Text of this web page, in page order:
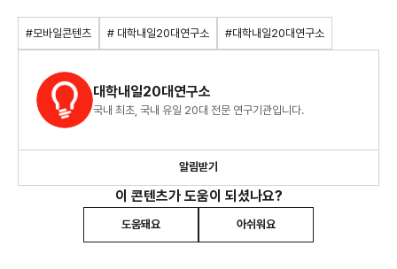
#모바일콘텐츠 # 대학내일20대연구소 #대학내일20대연구소
대학내일20대연구소
국내 최초, 국내 유일 20대 전문 연구기관입니다.
알림받기
이 콘텐츠가 도움이 되셨나요?
도움돼요 아쉬워요